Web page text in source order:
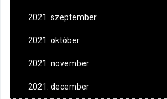
2021. szeptember
2021. október
2021. november
2021. december